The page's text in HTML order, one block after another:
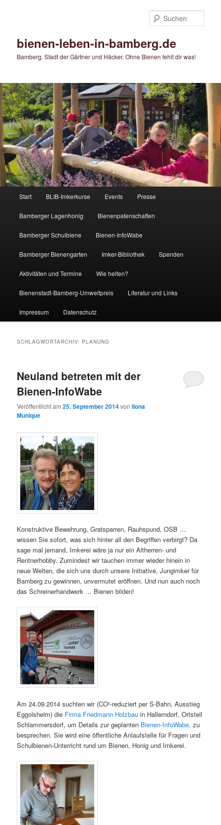
bienen-leben-in-bamberg.de
Bamberg. Stadt der Gärtner und Häcker. Ohne Bienen fehlt dir was!
Start BLIB-Imkerkurse Events Presse
Bamberger Lagenhonig Bienenpatenschaften
Bamberger Schulbiene Bienen-InfoWabe
Bamberger Bienengarten Imker-Bibliothek Spenden
Aktivitäten und Termine Wie helfen?
Bienenstadt-Bamberg-Umweltpreis Literatur und Links
Impressum Datenschutz
SCHLAGWORTARCHIV: PLANUNG
Neuland betreten mit der
Bienen-InfoWabe
Veröffentlicht am25. September 2014vonIlona
Munique
Konstruktive Bewehrung, Gratsparren, Rauhspund, OSB …
wissen Sie sofort, was sich hinter all den Begriffen verbirgt? Da
sage mal jemand, Imkerei wäre ja nur ein Altherren- und
Rentnerhobby. Zumindest wir tauchen immer wieder hinein in
neue Welten, die sich uns durch unsere Initiative, Jungimker für
Bamberg zu gewinnen, unvermutet eröffnen. Und nun auch noch
das Schreinerhandwerk … Bienen bilden!
Am 24.09.2014 suchten wir (CO²-reduziert per S-Bahn, Ausstieg
Eggolsheim) die Firma Friedmann Holzbau in Hallerndorf, Ortsteil
Schlammersdorf, um Details zur geplanten Bienen-InfoWabe, zu
besprechen. Sie wird eine öffentliche Anlaufstelle für Fragen und
Schulbienen-Unterricht rund um Bienen, Honig und Imkerei.